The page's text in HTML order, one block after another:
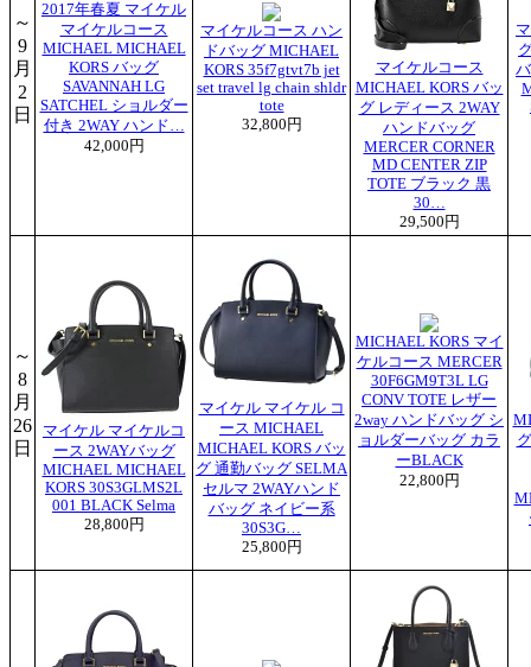
～
9
月
2
日
2017年春夏 マイケル
マイケルコース
MICHAEL MICHAEL
KORS バッグ
SAVANNAH LG
SATCHEL ショルダー
付き 2WAY ハンド…
42,000円
マイケルコース ハン
ドバッグ MICHAEL
KORS 35f7gtvt7b jet
set travel lg chain shldr
tote
32,800円
マイケルコース
MICHAEL KORS バッ
グ レディース 2WAY
ハンドバッグ
MERCER CORNER
MD CENTER ZIP
TOTE ブラック 黒
30…
29,500円
～
8
月
26
日
マイケル マイケルコ
ース 2WAYバッグ
MICHAEL MICHAEL
KORS 30S3GLMS2L
001 BLACK Selma
28,800円
マイケル マイケル コ
ース MICHAEL
MICHAEL KORS バッ
グ 通勤バッグ SELMA
セルマ 2WAYハンド
バッグ ネイビー系
30S3G…
25,800円
MICHAEL KORS マイ
ケルコース MERCER
30F6GM9T3L LG
CONV TOTE レザー
2way ハンドバッグ シ
ョルダーバッグ カラ
ーBLACK
22,800円